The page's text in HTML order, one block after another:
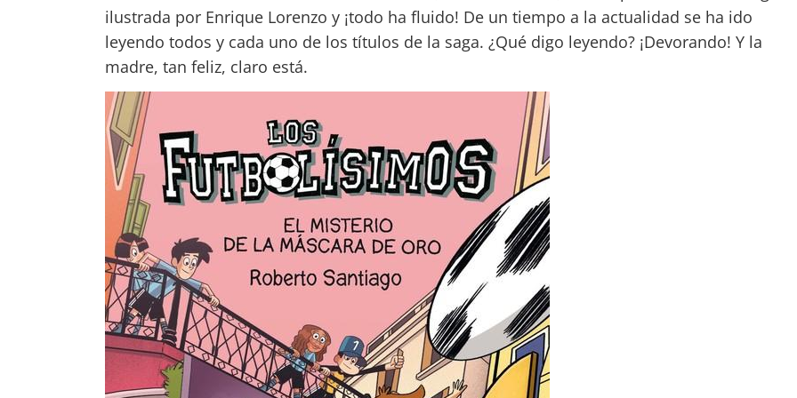
ilustrada por Enrique Lorenzo y ¡todo ha fluido! De un tiempo a la actualidad se ha ido
leyendo todos y cada uno de los títulos de la saga. ¿Qué digo leyendo? ¡Devorando! Y la
madre, tan feliz, claro está.